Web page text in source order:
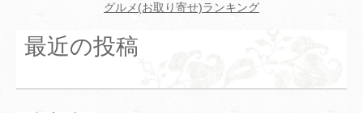
グルメ(お取り寄せ)ランキング
最近の投稿